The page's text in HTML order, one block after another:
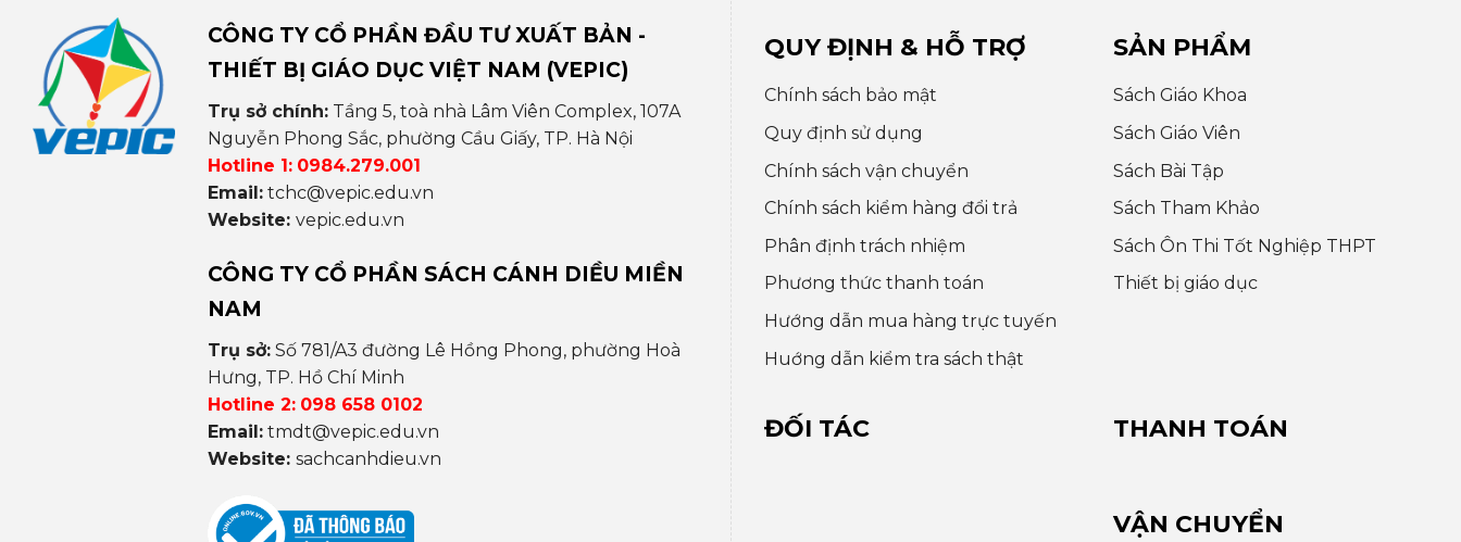
CÔNG TY CỔ PHẦN ĐẦU TƯ XUẤT BẢN -
THIẾT BỊ GIÁO DỤC VIỆT NAM (VEPIC)
Trụ sở chính:Tầng 5, toà nhà Lâm Viên Complex, 107A
Nguyễn Phong Sắc, phường Cầu Giấy, TP. Hà Nội
Hotline 1: 0984.279.001
Email: tchc@vepic.edu.vn
Website: vepic.edu.vn
CÔNG TY CỔ PHẦN SÁCH CÁNH DIỀU MIỀN
NAM
Trụ sở:Số 781/A3 đường Lê Hồng Phong, phường Hoà
Hưng, TP. Hồ Chí Minh
Hotline 2: 098 658 0102
Email: tmdt@vepic.edu.vn
Website: sachcanhdieu.vn
QUY ĐỊNH & HỖ TRỢ
Chính sách bảo mật
Quy định sử dụng
Chính sách vận chuyển
Chính sách kiểm hàng đổi trả
Phân định trách nhiệm
Phương thức thanh toán
Hướng dẫn mua hàng trực tuyến
Huớng dẫn kiểm tra sách thật
SẢN PHẨM
Sách Giáo Khoa
Sách Giáo Viên
Sách Bài Tập
Sách Tham Khảo
Sách Ôn Thi Tốt Nghiệp THPT
Thiết bị giáo dục
ĐỐI TÁC THANH TOÁN
VẬN CHUYỂN